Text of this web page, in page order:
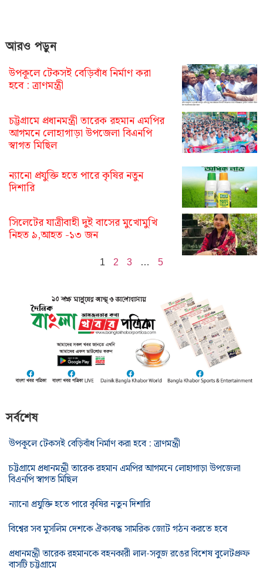
আরও পড়ুন
উপকূলে টেকসই বেড়িবাঁধ নির্মাণ করা
হবে : ত্রাণমন্ত্রী
চট্টগ্রামে প্রধানমন্ত্রী তারেক রহমান এমপির
আগমনে লোহাগাড়া উপজেলা বিএনপি
স্বাগত মিছিল
ন্যানো প্রযুক্তি হতে পারে কৃষির নতুন
দিশারি
সিলেটের যাত্রীবাহী দুই বাসের মুখোমুখি
নিহত ৯,আহত -১৩ জন
1 2 3 … 5
সর্বশেষ
উপকূলে টেকসই বেড়িবাঁধ নির্মাণ করা হবে : ত্রাণমন্ত্রী
চট্টগ্রামে প্রধানমন্ত্রী তারেক রহমান এমপির আগমনে লোহাগাড়া উপজেলা
বিএনপি স্বাগত মিছিল
ন্যানো প্রযুক্তি হতে পারে কৃষির নতুন দিশারি
বিশ্বের সব মুসলিম দেশকে ঐক্যবদ্ধ সামরিক জোট গঠন করতে হবে
প্রধানমন্ত্রী তারেক রহমানকে বহনকারী লাল-সবুজ রঙের বিশেষ বুলেটপ্রুফ
বাসটি চট্টগ্রামে